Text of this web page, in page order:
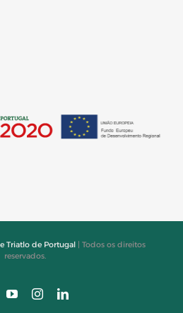
Triatlo de Portugal | Todos os direitos
reservados.
YouTubeInstagramLinkedIn